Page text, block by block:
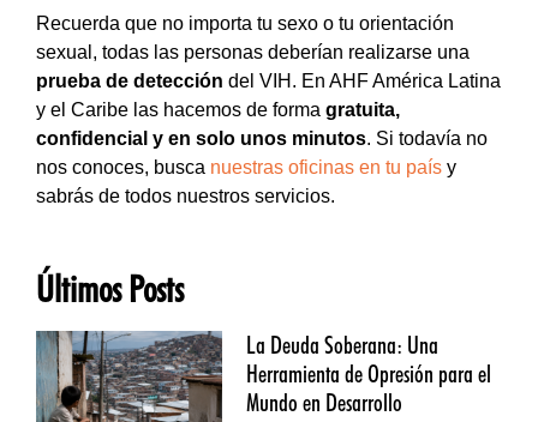
Recuerda que no importa tu sexo o tu orientación
sexual, todas las personas deberían realizarse una
prueba de detección del VIH. En AHF América Latina
y el Caribe las hacemos de forma gratuita,
confidencial y en solo unos minutos. Si todavía no
nos conoces, busca nuestras oficinas en tu país y
sabrás de todos nuestros servicios.
Últimos Posts
La Deuda Soberana: Una
Herramienta de Opresión para el
Mundo en Desarrollo